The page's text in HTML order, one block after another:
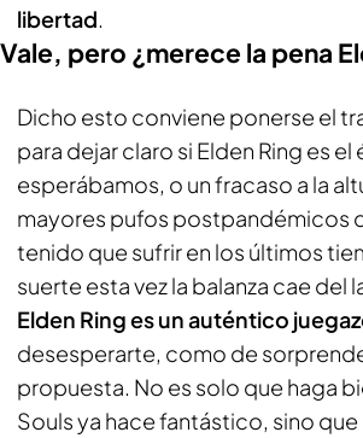
libertad.
Vale, pero ¿merece la pena
Dicho esto conviene ponerse el
para dejar claro si Elden Ring es
esperábamos, o un fracaso a la
mayores pufos postpandémicos
tenido que sufrir en los últimos
suerte esta vez la balanza cae del
Elden Ring es un auténtico
desesperarte, como de
propuesta. No es solo que haga
Souls ya hace fantástico, sino que